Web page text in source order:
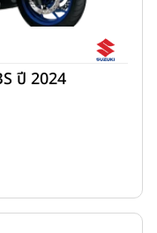
ปี 2024